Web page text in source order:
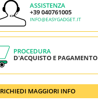
ASSISTENZA
+39 040761005
INFO@EASYGADGET.IT
PROCEDURA
D'ACQUISTO E PAGAMENTO
RICHIEDI MAGGIORI INFO